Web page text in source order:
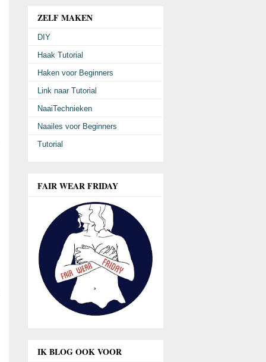
ZELF MAKEN
DIY
Haak Tutorial
Haken voor Beginners
Link naar Tutorial
NaaiTechnieken
Naailes voor Beginners
Tutorial
FAIR WEAR FRIDAY
IK BLOG OOK VOOR